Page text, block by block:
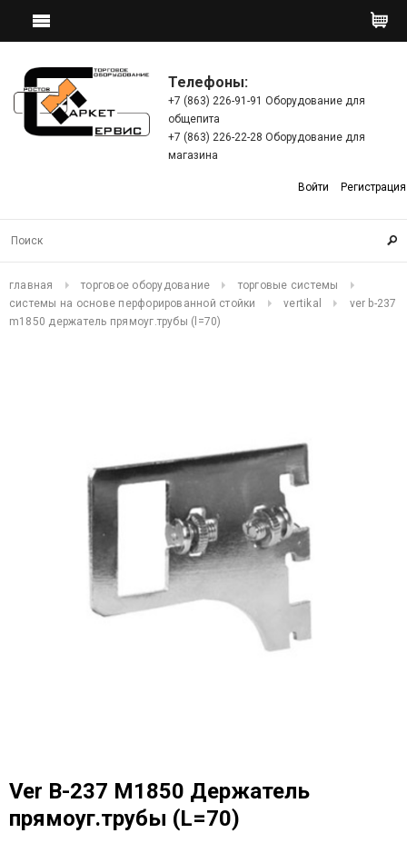
Телефоны:
+7 (863) 226-91-91 Оборудование для
общепита
+7 (863) 226-22-28 Оборудование для
магазина
Войти Регистрация
главная торговое оборудование
торговые системы
системы на основе перфорированной стойки
vertikal
ver b-237
m1850 держатель прямоуг.трубы (l=70)
Ver B-237 M1850 Держатель
прямоуг.трубы (L=70)